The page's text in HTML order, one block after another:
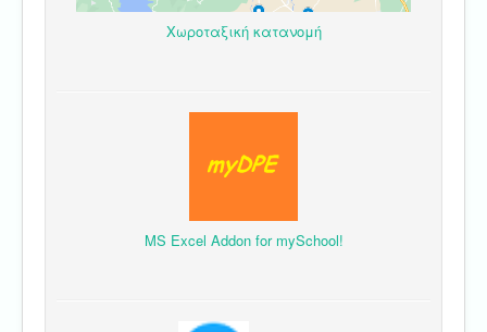
Χωροταξική κατανομή
MS Excel Addon for mySchool!